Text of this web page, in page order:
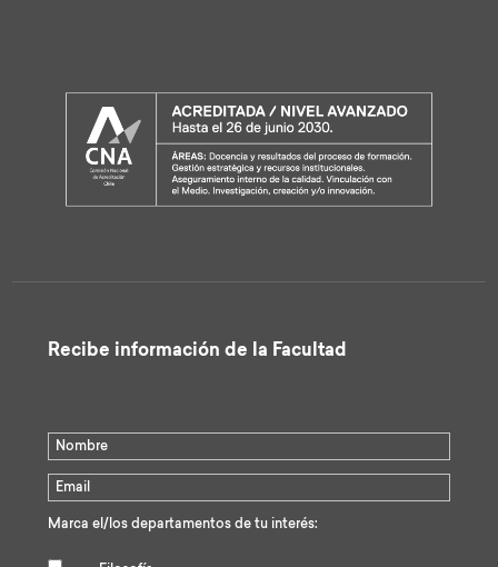
Recibe información de la Facultad
Marca el/los departamentos de tu interés: